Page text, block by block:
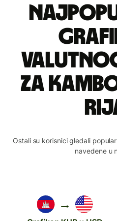
za
Ostali su korisnici gledali
navedene u
→